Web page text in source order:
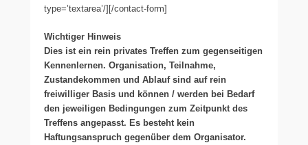
type=’textarea’/][/contact-form]
Wichtiger Hinweis
Dies ist ein rein privates Treffen zum gegenseitigen
Kennenlernen. Organisation, Teilnahme,
Zustandekommen und Ablauf sind auf rein
freiwilliger Basis und können / werden bei Bedarf
den jeweiligen Bedingungen zum Zeitpunkt des
Treffens angepasst. Es besteht kein
Haftungsanspruch gegenüber dem Organisator.